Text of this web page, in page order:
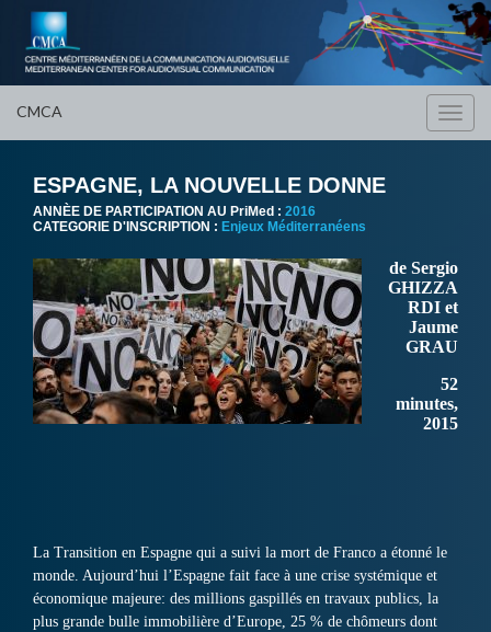
CMCA
ESPAGNE, LA NOUVELLE DONNE
ANNÈE DE PARTICIPATION AU PriMed : 2016
CATEGORIE D'INSCRIPTION : Enjeux Méditerranéens
de Sergio
GHIZZA
RDI et
Jaume
GRAU
52
minutes,
2015
La Transition en Espagne qui a suivi la mort de Franco a étonné le
monde. Aujourd’hui l’Espagne fait face à une crise systémique et
économique majeure: des millions gaspillés en travaux publics, la
plus grande bulle immobilière d’Europe, 25 % de chômeurs dont